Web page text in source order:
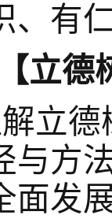
、有
【立德
立德
与方
面发